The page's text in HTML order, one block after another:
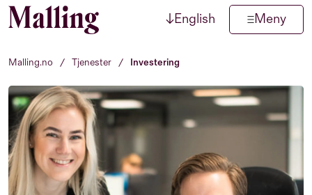
Hopp til innhold ↓English Meny
Malling.no / Tjenester / Investering